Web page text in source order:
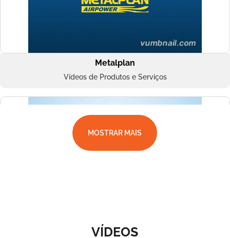
Metalplan
Vídeos de Produtos e Serviços
MOSTRAR MAIS
VÍDEOS